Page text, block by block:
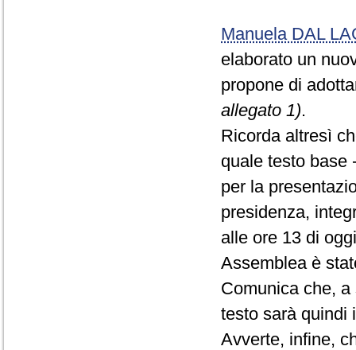
Manuela DAL
elaborato un
propone di
allegato 1).
Ricorda altresì
quale testo base
per la
presidenza,
alle ore 13 di
Assemblea è
Comunica che,
testo sarà quindi
Avverte, infine,